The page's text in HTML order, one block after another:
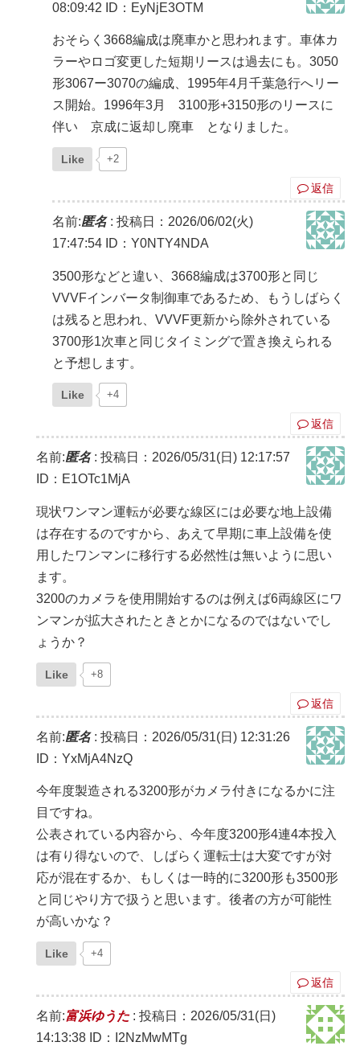
08:09:42 ID：EyNjE3OTM
おそらく3668編成は廃車かと思われます。車体カ
ラーやロゴ変更した短期リースは過去にも。3050
形3067ー3070の編成、1995年4月千葉急行へリー
ス開始。1996年3月 3100形+3150形のリースに
伴い 京成に返却し廃車 となりました。
Like +2
返信
名前:匿名: 投稿日：2026/06/02(火)
17:47:54 ID：Y0NTY4NDA
3500形などと違い、3668編成は3700形と同じ
VVVFインバータ制御車であるため、もうしばらく
は残ると思われ、VVVF更新から除外されている
3700形1次車と同じタイミングで置き換えられる
と予想します。
Like +4
返信
名前:匿名: 投稿日：2026/05/31(日) 12:17:57
ID：E1OTc1MjA
現状ワンマン運転が必要な線区には必要な地上設備
は存在するのですから、あえて早期に車上設備を使
用したワンマンに移行する必然性は無いように思い
ます。
3200のカメラを使用開始するのは例えば6両線区にワ
ンマンが拡大されたときとかになるのではないでし
ょうか？
Like +8
返信
名前:匿名: 投稿日：2026/05/31(日) 12:31:26
ID：YxMjA4NzQ
今年度製造される3200形がカメラ付きになるかに注
目ですね。
公表されている内容から、今年度3200形4連4本投入
は有り得ないので、しばらく運転士は大変ですが対
応が混在するか、もしくは一時的に3200形も3500形
と同じやり方で扱うと思います。後者の方が可能性
が高いかな？
Like +4
返信
名前:富浜ゆうた : 投稿日：2026/05/31(日)
14:13:38 ID：I2NzMwMTg